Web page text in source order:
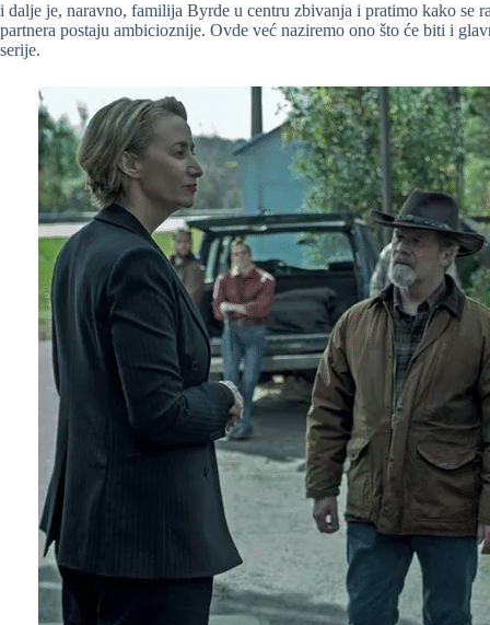
i dalje je, naravno, familija Byrde u centru zbivanja i pratimo kako
partnera postaju ambicioznije. Ovde već naziremo ono što će biti i
serije.